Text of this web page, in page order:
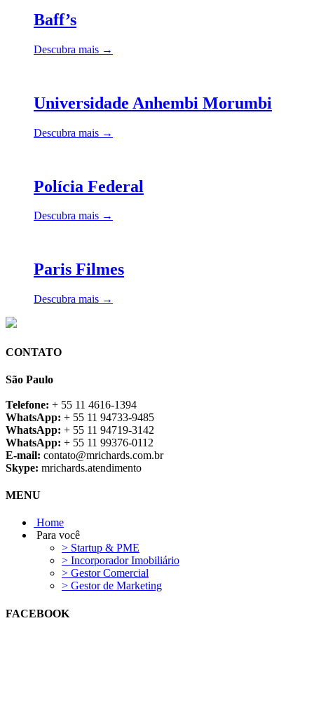
Baff’s
Descubra mais →
Universidade Anhembi Morumbi
Descubra mais →
Polícia Federal
Descubra mais →
Paris Filmes
Descubra mais →
CONTATO
São Paulo
Telefone: + 55 11 4616-1394
WhatsApp: + 55 11 94733-9485
WhatsApp: + 55 11 94719-3142
WhatsApp: + 55 11 99376-0112
E-mail: contato@mrichards.com.br
Skype: mrichards.atendimento
MENU
Home
Para você
> Startup & PME
> Incorporador Imobiliário
> Gestor Comercial
> Gestor de Marketing
FACEBOOK